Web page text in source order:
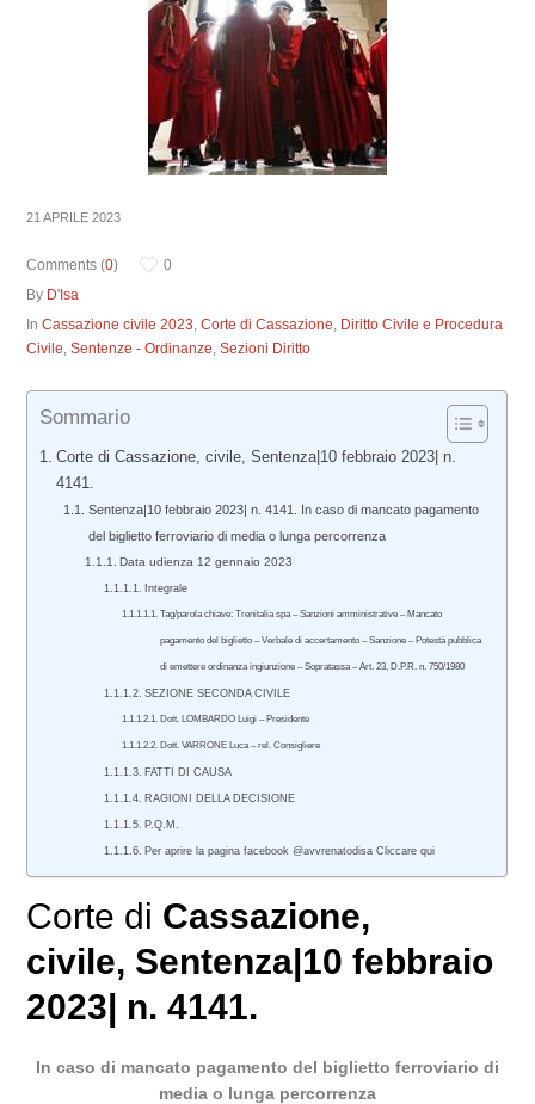
21 APRILE 2023
Comments (0)
0
By D'Isa
InCassazione civile 2023,Corte di Cassazione, Diritto Civile e Procedura
Civile,Sentenze - Ordinanze,Sezioni Diritto
Sommario
Corte di Cassazione, civile, Sentenza|10 febbraio 2023| n.
4141.
Sentenza|10 febbraio 2023| n. 4141. In caso di mancato pagamento
del biglietto ferroviario di media o lunga percorrenza
Data udienza 12 gennaio 2023
Integrale
Tag/parola chiave: Trenitalia spa – Sanzioni amministrative – Mancato
pagamento del biglietto – Verbale di accertamento – Sanzione – Potestà pubblica
di emettere ordinanza ingiunzione – Sopratassa – Art. 23, D.P.R. n. 750/1980
SEZIONE SECONDA CIVILE
Dott. LOMBARDO Luigi – Presidente
Dott. VARRONE Luca – rel. Consigliere
FATTI DI CAUSA
RAGIONI DELLA DECISIONE
P.Q.M.
Per aprire la pagina facebook @avvrenatodisa Cliccare qui
Corte di Cassazione,
civile, Sentenza|10 febbraio
2023| n. 4141.
In caso di mancato pagamento del biglietto ferroviario di
media o lunga percorrenza